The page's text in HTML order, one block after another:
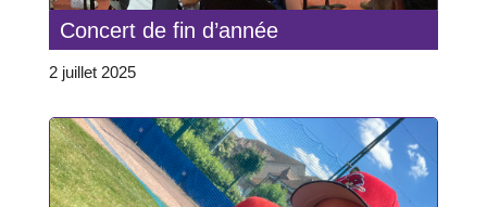
Concert de fin d’année
2 juillet 2025